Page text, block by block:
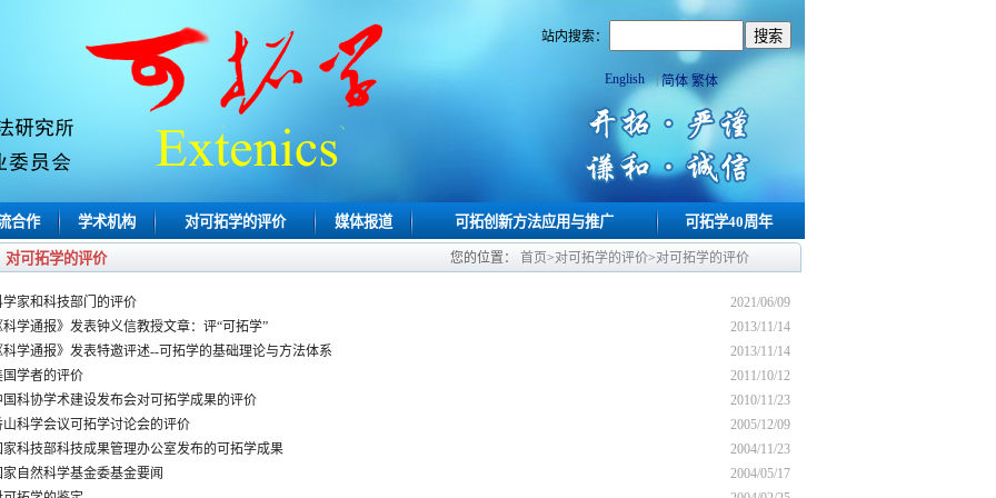
站内搜索：
English | 简体 繁体
合作 学术机构 对可拓学的评价 媒体报道 可拓创新方法应用与推广 可拓学40周年
对可拓学的评价 您的位置： 首页>对可拓学的评价>对可拓学的评价
学家和科技部门的评价
2021/06/09
科学通报》发表钟义信教授文章：评“可拓学”
2013/11/14
科学通报》发表特邀评述--可拓学的基础理论与方法体系
2013/11/14
国学者的评价
2011/10/12
国科协学术建设发布会对可拓学成果的评价
2010/11/23
山科学会议可拓学讨论会的评价
2005/12/09
家科技部科技成果管理办公室发布的可拓学成果
2004/11/23
家自然科学基金委基金要闻
2004/05/17